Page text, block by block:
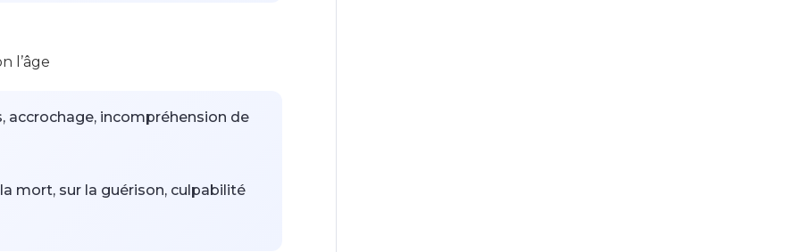
adultes sont absorbés par la
l’âge
accrochage, incompréhension de
mort, sur la guérison, culpabilité